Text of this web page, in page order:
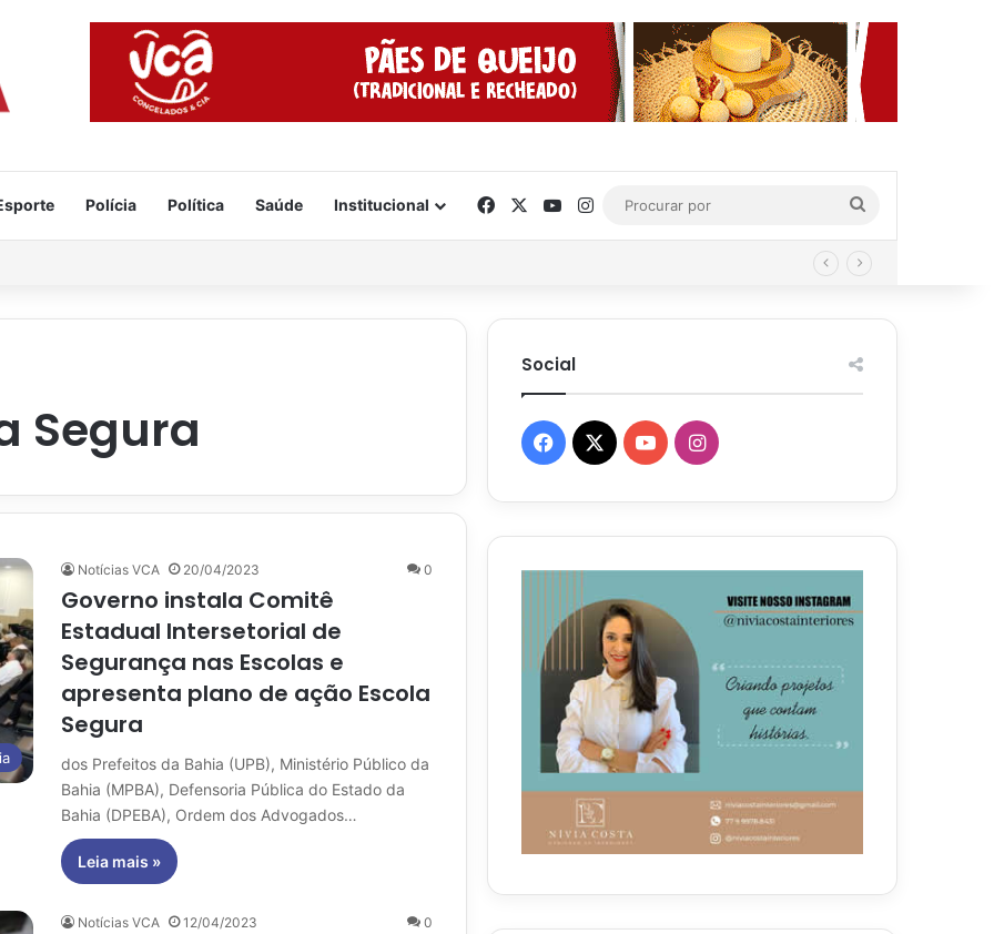
Polícia Política Saúde Institucional FacebookYouTube
Instagram
por
Segura
Notícias VCA 20/04/2023 0
Governo instala Comitê
Estadual Intersetorial de
Segurança nas Escolas e
apresenta plano de ação Escola
Segura
dos Prefeitos da Bahia (UPB), Ministério Público da
Bahia (MPBA), Defensoria Pública do Estado da
Bahia (DPEBA), Ordem dos Advogados…
Leia mais »
Notícias VCA 12/04/2023 0
Social
Facebook
X YouTubeInstagram